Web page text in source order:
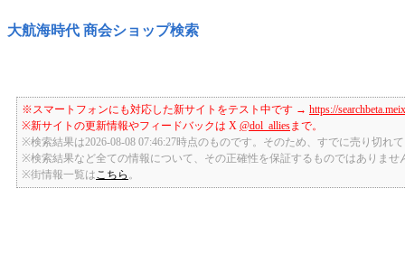
大航海時代 商会ショップ検索
※スマートフォンにも対応した新サイトをテスト中です → https://
※新サイトの更新情報やフィードバックは X @dol_alliesまで。
※検索結果は2026-08-08 07:46:27時点のものです。そのため、すでに売り切れ
※検索結果など全ての情報について、その正確性を保証するものではありませ
※街情報一覧は こちら